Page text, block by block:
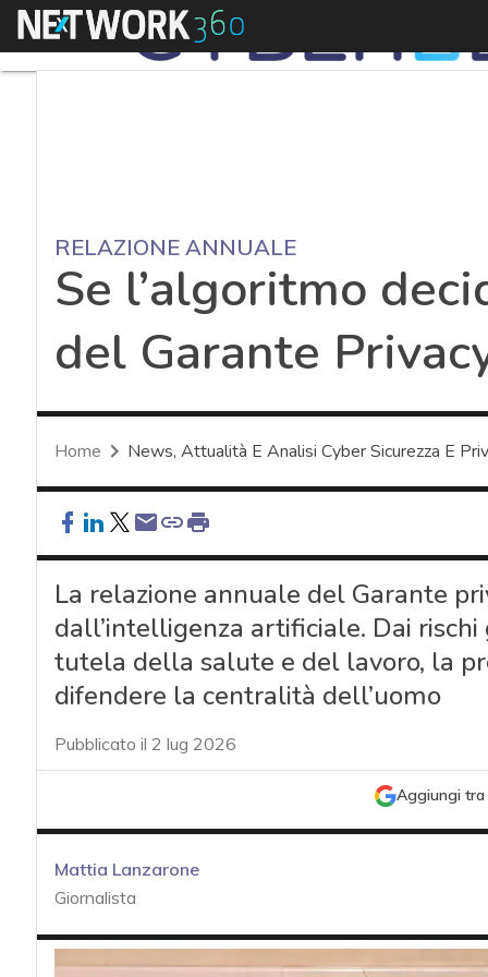
Menu
RELAZIONE ANNUALE
Se l’algoritmo
del Garante
Home News, Attualità E Analisi Cyber Sicurezza E
La relazione annuale del Garante
dall’intelligenza artificiale. Dai
tutela della salute e del lavoro, la
difendere la centralità dell’uomo
Pubblicato il 2 lug 2026
Aggiungi tra
Mattia Lanzarone
Giornalista